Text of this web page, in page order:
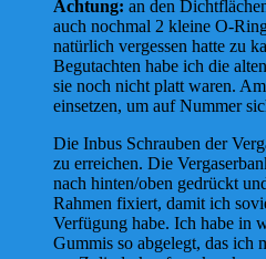
Achtung: an den
auch nochmal 2 kleine O-
natürlich vergessen hatte zu
Begutachten habe ich die
sie noch nicht platt waren.
einsetzen, um auf Nummer
Die Inbus Schrauben der
zu erreichen. Die
nach hinten/oben gedrückt
Rahmen fixiert, damit ich
Verfügung habe. Ich habe in
Gummis so abgelegt, das ich